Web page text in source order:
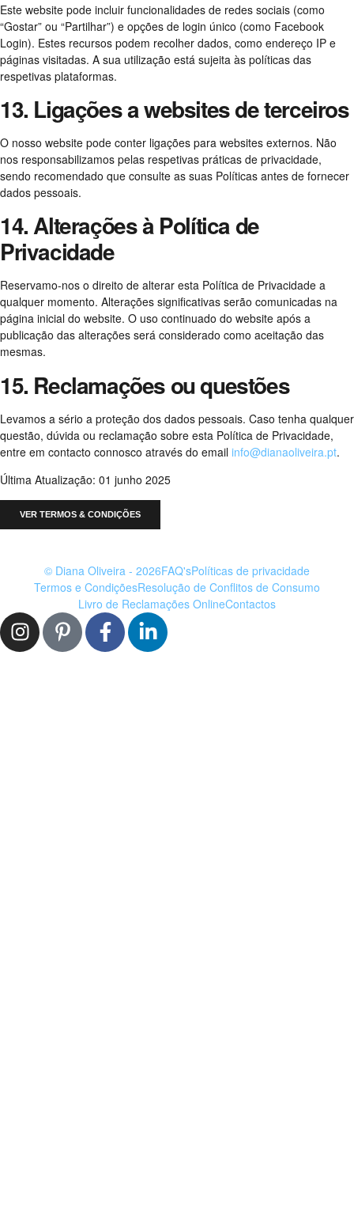
Este website pode incluir funcionalidades de redes sociais (como
“Gostar” ou “Partilhar”) e opções de login único (como Facebook
Login). Estes recursos podem recolher dados, como endereço IP e
páginas visitadas. A sua utilização está sujeita às políticas das
respetivas plataformas.
13. Ligações a websites de terceiros
O nosso website pode conter ligações para websites externos. Não
nos responsabilizamos pelas respetivas práticas de privacidade,
sendo recomendado que consulte as suas Políticas antes de fornecer
dados pessoais.
14. Alterações à Política de
Privacidade
Reservamo-nos o direito de alterar esta Política de Privacidade a
qualquer momento. Alterações significativas serão comunicadas na
página inicial do website. O uso continuado do website após a
publicação das alterações será considerado como aceitação das
mesmas.
15. Reclamações ou questões
Levamos a sério a proteção dos dados pessoais. Caso tenha qualquer
questão, dúvida ou reclamação sobre esta Política de Privacidade,
entre em contacto connosco através do email info@dianaoliveira.pt.
Última Atualização: 01 junho 2025
VER TERMOS & CONDIÇÕES
© Diana Oliveira - 2026FAQ'sPolíticas de privacidade
Termos e CondiçõesResolução de Conflitos de Consumo
Livro de Reclamações OnlineContactos